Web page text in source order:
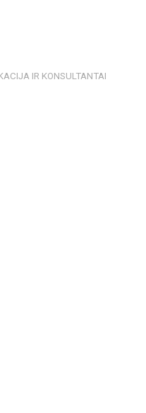
IR KONSULTANTAI